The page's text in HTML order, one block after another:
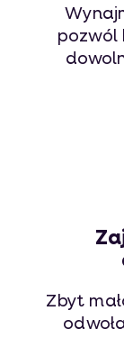
pozwól
Zbyt